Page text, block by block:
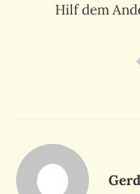
Hilf dem